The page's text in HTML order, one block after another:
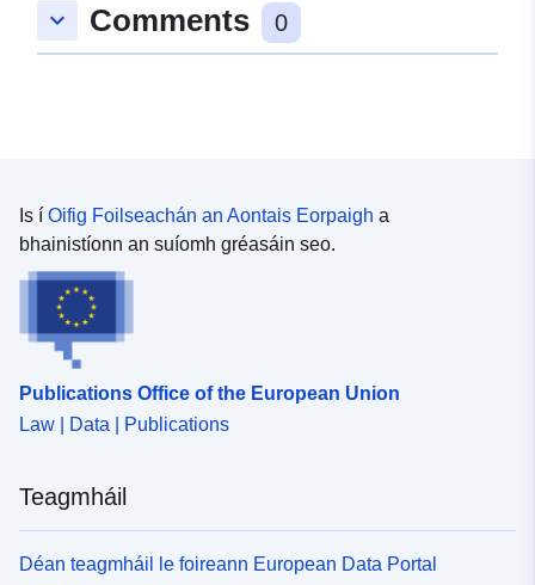
9.8789237, 48.9548701 ], [
9.8808338, 48.9548701 ], [
uriRef:
http://data.europa.eu/88u/dataset/
0d99-48d5-860f-c2cfdbe11966
keyboard_arrow_down Comments 0
Is í Oifig Foilseachán an Aontais Eorpaigh a
bhainistíonn an suíomh gréasáin seo.
Publications Office of the European Union
Law | Data | Publications
Teagmháil
Déan teagmháil le foireann European Data Portal